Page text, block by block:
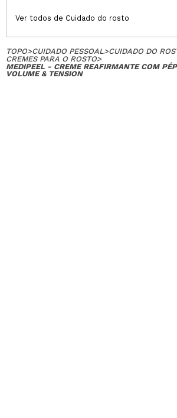
Ver todos de Cuidado do rosto
TOPO>CUIDADO PESSOAL>CUIDADO DO
CREMES PARA O ROSTO>
MEDIPEEL - CREME REAFIRMANTE COM
VOLUME & TENSION